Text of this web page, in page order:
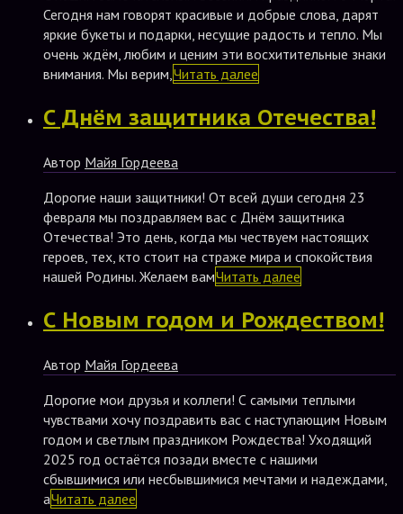
Сегодня нам говорят красивые и добрые слова, дарят
яркие букеты и подарки, несущие радость и тепло. Мы
очень ждём, любим и ценим эти восхитительные знаки
внимания. Мы верим,Читать далее
С Днём защитника Отечества!
Автор Майя Гордеева
Дорогие наши защитники! От всей души сегодня 23
февраля мы поздравляем вас с Днём защитника
Отечества! Это день, когда мы чествуем настоящих
героев, тех, кто стоит на страже мира и спокойствия
нашей Родины. Желаем вамЧитать далее
С Новым годом и Рождеством!
Автор Майя Гордеева
Дорогие мои друзья и коллеги! С самыми теплыми
чувствами хочу поздравить вас с наступающим Новым
годом и светлым праздником Рождества! Уходящий
2025 год остаётся позади вместе с нашими
сбывшимися или несбывшимися мечтами и надеждами,
аЧитать далее